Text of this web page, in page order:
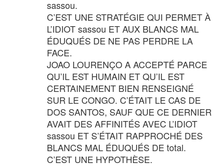
sassou.
C’EST UNE STRATÉGIE QUI PERMET À
L’IDIOT sassou ET AUX BLANCS MAL
ÉDUQUÉS DE NE PAS PERDRE LA
FACE.
JOAO LOURENÇO A ACCEPTÉ PARCE
QU’IL EST HUMAIN ET QU’IL EST
CERTAINEMENT BIEN RENSEIGNÉ
SUR LE CONGO. C’ÉTAIT LE CAS DE
DOS SANTOS, SAUF QUE CE DERNIER
AVAIT DES AFFINITÉS AVEC L’IDIOT
sassou ET S’ÉTAIT RAPPROCHÉ DES
BLANCS MAL ÉDUQUÉS DE total.
C’EST UNE HYPOTHÈSE.